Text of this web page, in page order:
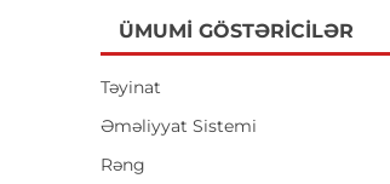
ÜMUMI GÖSTƏRICILƏR
Təyinat
Əməliyyat Sistemi
Rəng